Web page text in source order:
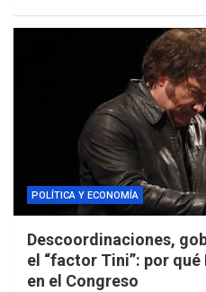
POLÍTICA Y ECONOMÍA
Descoordinaciones,
el “factor Tini”: por
en el Congreso